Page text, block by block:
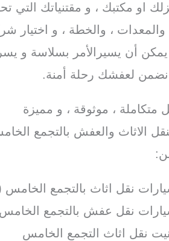
او مكتبك ، و مقتنياتك التي
والمعدات ، والخطة ، و اختيار
أن يسيرالأمر بسلاسة و
لعفشك رحلة أمنة.
متكاملة ، موثوقة ، و مميزة
الاثاث والعفش بالتجمع
نقل اثاث بالتجمع
نقل عفش بالتجمع
نقل اثاث التجمع الخامس